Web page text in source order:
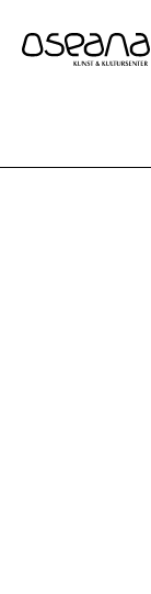
innhold
navigasjon